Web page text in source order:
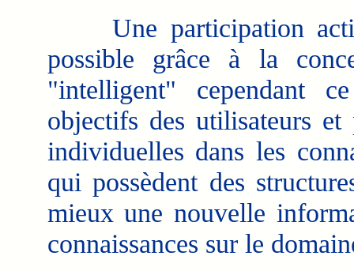
Une participation
possible grâce à la
"intelligent" cependant
objectifs des utilisateurs
individuelles dans les
qui possèdent des
mieux une nouvelle
connaissances sur le